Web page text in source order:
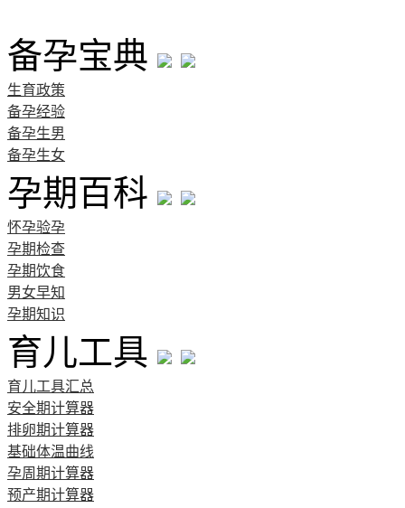
备孕宝典
生育政策
备孕经验
备孕生男
备孕生女
孕期百科
怀孕验孕
孕期检查
孕期饮食
男女早知
孕期知识
育儿工具
育儿工具汇总
安全期计算器
排卵期计算器
基础体温曲线
孕周期计算器
预产期计算器